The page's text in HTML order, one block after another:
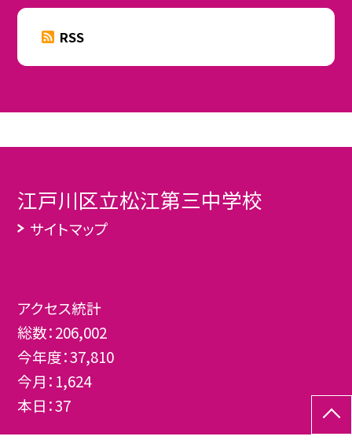
RSS
江戸川区立松江第三中学校
サイトマップ
アクセス統計
総数：206,002
今年度：37,810
今月： 1,624
本日：37